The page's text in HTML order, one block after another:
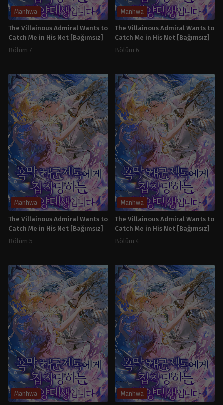
Manhwa
The Villainous Admiral Wants to
Catch Me in His Net [Bağımsız]
Bölüm 7
Manhwa
The Villainous Admiral Wants to
Catch Me in His Net [Bağımsız]
Bölüm 6
Manhwa
The Villainous Admiral Wants to
Catch Me in His Net [Bağımsız]
Bölüm 5
Manhwa
The Villainous Admiral Wants to
Catch Me in His Net [Bağımsız]
Bölüm 4
Manhwa Manhwa